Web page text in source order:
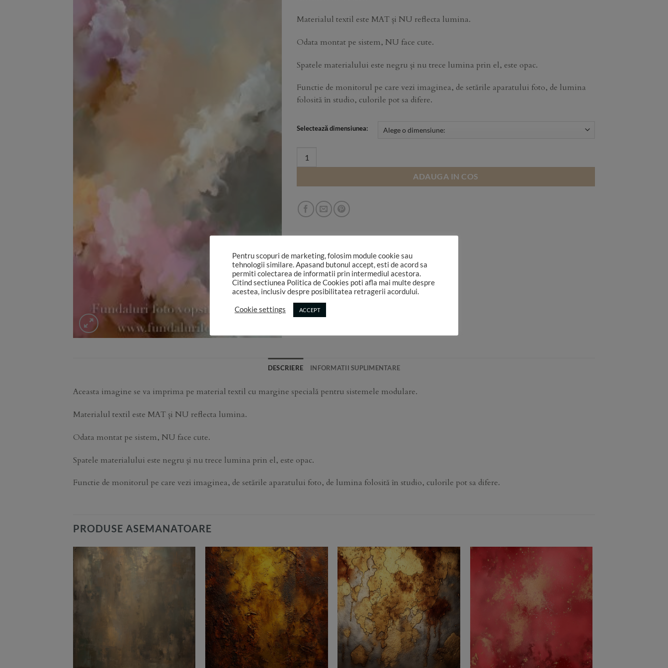
500,00 lei
Materialul textil este MAT și NU reflecta lumina.
Odata montat pe sistem, NU face cute.
Spatele materialului este negru și nu trece lumina prin el, este opac.
Functie de monitorul pe care vezi imaginea, de setările aparatului foto, de lumina
folosită în studio, culorile pot sa difere.
Selectează dimensiunea:
ADAUGA IN COS
DESCRIERE INFORMATII SUPLIMENTARE
Aceasta imagine se va imprima pe material textil cu margine specială pentru sistemele modulare.
Materialul textil este MAT și NU reflecta lumina.
Odata montat pe sistem, NU face cute.
Spatele materialului este negru și nu trece lumina prin el, este opac.
Functie de monitorul pe care vezi imaginea, de setările aparatului foto, de lumina folosită în studio, culorile pot sa difere.
PRODUSE ASEMANATOARE
Add to
Wishlist
Add to
Wishlist
Wishlist
Pentru scopuri de marketing, folosim module cookie sau
tehnologii similare. Apasand butonul accept, esti de acord sa
permiti colectarea de informatii prin intermediul acestora.
Citind sectiunea Politica de Cookies poti afla mai multe despre
acestea, inclusiv despre posibilitatea retragerii acordului.
Cookie settings ACCEPT